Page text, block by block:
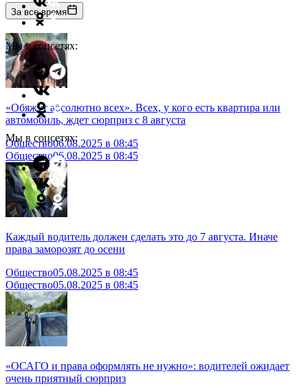
Мы в соцсетях:
Мы в соцсетях:
За все время
«Обяжут абсолютно всех». Всех, у кого есть квартира или
автомобиль, ждет сюрприз с 8 августа
Общество06.08.2025 в 08:45
Общество06.08.2025 в 08:45
Каждый водитель должен сделать это до 7 августа. Иначе
права заморозят до осени
Общество05.08.2025 в 08:45
Общество05.08.2025 в 08:45
«ОСАГО и права оформлять не нужно»: водителей ожидает
очень приятный сюрприз